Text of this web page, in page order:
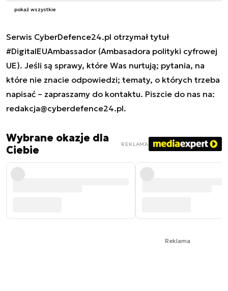
pokaż wszystkie
Serwis CyberDefence24.pl otrzymał tytuł
#DigitalEUAmbassador (Ambasadora polityki cyfrowej
UE). Jeśli są sprawy, które Was nurtują; pytania, na
które nie znacie odpowiedzi; tematy, o których trzeba
napisać – zapraszamy do kontaktu. Piszcie do nas na:
redakcja@cyberdefence24.pl.
Wybrane okazje dla
Ciebie
REKLAMA
Reklama